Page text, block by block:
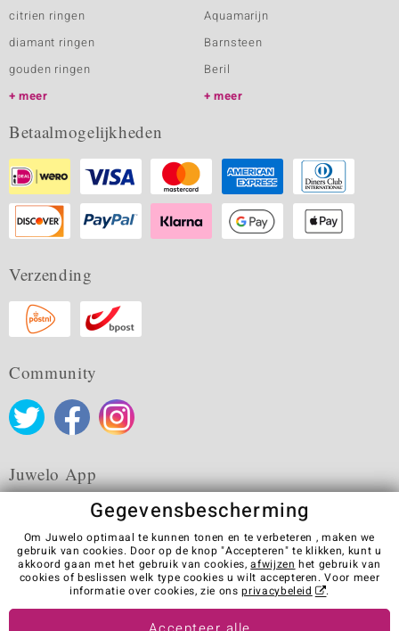
citrien ringen
diamant ringen
gouden ringen
meer
Aquamarijn
Barnsteen
Beril
meer
Betaalmogelijkheden
Verzending
Community
Juwelo App
Algemene verkoopvoorwaarden Privacybeleid
Cookies
Colofon
Contact
Contract herroepen
Visit our stores in other countries:
Gegevensbescherming
Om Juwelo optimaal te kunnen tonen en te verbeteren , maken we
gebruik van cookies. Door op de knop "Accepteren" te klikken, kunt u
akkoord gaan met het gebruik van cookies,afwijzen het gebruik van
cookies of beslissen welk type cookies u wilt accepteren. Voor meer
informatie over cookies, zie onsprivacybeleid .